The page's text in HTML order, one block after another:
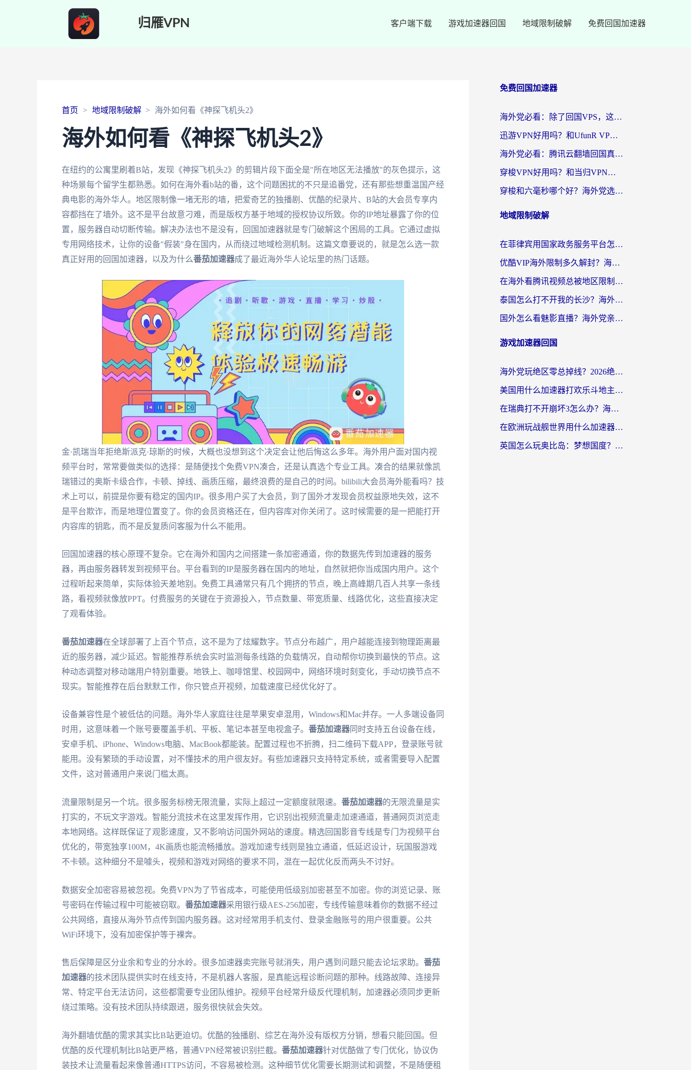
归雁VPN 客户端下载 游戏加速器回国 地域限制破解 免费回国加速器
首页 地域限制破解 海外如何看《神探飞机头2》
海外如何看《神探飞机头2》
在纽约的公寓里刷着B站，发现《神探飞机头2》的剪辑片段下面全是"所在地区无法播放"的灰色提示，这
种场景每个留学生都熟悉。如何在海外看b站的番，这个问题困扰的不只是追番党，还有那些想重温国产经
典电影的海外华人。地区限制像一堵无形的墙，把爱奇艺的独播剧、优酷的纪录片、B站的大会员专享内
容都挡在了墙外。这不是平台故意刁难，而是版权方基于地域的授权协议所致。你的IP地址暴露了你的位
置，服务器自动切断传输。解决办法也不是没有，回国加速器就是专门破解这个困局的工具。它通过虚拟
专用网络技术，让你的设备"假装"身在国内，从而绕过地域检测机制。这篇文章要说的，就是怎么选一款
真正好用的回国加速器，以及为什么番茄加速器成了最近海外华人论坛里的热门话题。
金·凯瑞当年拒绝斯派克·琼斯的时候，大概也没想到这个决定会让他后悔这么多年。海外用户面对国内视
频平台时，常常要做类似的选择：是随便找个免费VPN凑合，还是认真选个专业工具。凑合的结果就像凯
瑞错过的奥斯卡级合作，卡顿、掉线、画质压缩，最终浪费的是自己的时间。bilibili大会员海外能看吗？技
术上可以，前提是你要有稳定的国内IP。很多用户买了大会员，到了国外才发现会员权益原地失效，这不
是平台欺诈，而是地理位置变了。你的会员资格还在，但内容库对你关闭了。这时候需要的是一把能打开
内容库的钥匙，而不是反复质问客服为什么不能用。
回国加速器的核心原理不复杂。它在海外和国内之间搭建一条加密通道，你的数据先传到加速器的服务
器，再由服务器转发到视频平台。平台看到的IP是服务器在国内的地址，自然就把你当成国内用户。这个
过程听起来简单，实际体验天差地别。免费工具通常只有几个拥挤的节点，晚上高峰期几百人共享一条线
路，看视频就像放PPT。付费服务的关键在于资源投入，节点数量、带宽质量、线路优化，这些直接决定
了观看体验。
番茄加速器在全球部署了上百个节点，这不是为了炫耀数字。节点分布越广，用户越能连接到物理距离最
近的服务器，减少延迟。智能推荐系统会实时监测每条线路的负载情况，自动帮你切换到最快的节点。这
种动态调整对移动端用户特别重要。地铁上、咖啡馆里、校园网中，网络环境时刻变化，手动切换节点不
现实。智能推荐在后台默默工作，你只管点开视频，加载速度已经优化好了。
设备兼容性是个被低估的问题。海外华人家庭往往是苹果安卓混用，Windows和Mac并存。一人多端设备同
时用，这意味着一个账号要覆盖手机、平板、笔记本甚至电视盒子。 番茄加速器同时支持五台设备在线，
安卓手机、iPhone、Windows电脑、MacBook都能装。配置过程也不折腾，扫二维码下载APP，登录账号就
能用。没有繁琐的手动设置，对不懂技术的用户很友好。有些加速器只支持特定系统，或者需要导入配置
文件，这对普通用户来说门槛太高。
流量限制是另一个坑。很多服务标榜无限流量，实际上超过一定额度就限速。 番茄加速器的无限流量是实
打实的，不玩文字游戏。智能分流技术在这里发挥作用，它识别出视频流量走加速通道，普通网页浏览走
本地网络。这样既保证了观影速度，又不影响访问国外网站的速度。精选回国影音专线是专门为视频平台
优化的，带宽独享100M，4K画质也能流畅播放。游戏加速专线则是独立通道，低延迟设计，玩国服游戏
不卡顿。这种细分不是噱头，视频和游戏对网络的要求不同，混在一起优化反而两头不讨好。
数据安全加密容易被忽视。免费VPN为了节省成本，可能使用低级别加密甚至不加密。你的浏览记录、账
号密码在传输过程中可能被窃取。 番茄加速器采用银行级AES-256加密，专线传输意味着你的数据不经过
公共网络，直接从海外节点传到国内服务器。这对经常用手机支付、登录金融账号的用户很重要。公共
WiFi环境下，没有加密保护等于裸奔。
售后保障是区分业余和专业的分水岭。很多加速器卖完账号就消失，用户遇到问题只能去论坛求助。 番茄
加速器的技术团队提供实时在线支持，不是机器人客服，是真能远程诊断问题的那种。线路故障、连接异
常、特定平台无法访问，这些都需要专业团队维护。视频平台经常升级反代理机制，加速器必须同步更新
绕过策略。没有技术团队持续跟进，服务很快就会失效。
海外翻墙优酷的需求其实比B站更迫切。优酷的独播剧、综艺在海外没有版权方分销，想看只能回国。但
优酷的反代理机制比B站更严格，普通VPN经常被识别拦截。 番茄加速器针对优酷做了专门优化，协议伪
装技术让流量看起来像普通HTTPS访问，不容易被检测。这种细节优化需要长期测试和调整，不是随便租
免费回国加速器
海外党必看：除了回国VPS，这样选加速器也能无缝刷国内资源？
迅游VPN好用吗？和UfunR VPN对比哪个回国效果更好？海外党亲测避坑指南
海外党必看：腾讯云翻墙回国真的好用吗？+ 3步选对回国加速器指南
穿梭VPN好用吗？和当归VPN对比哪个回国效果更好？海外党亲测实用指南
穿梭和六毫秒哪个好？海外党选回国加速器的避坑指南，附番茄加速器实测
地域限制破解
在菲律宾用国家政务服务平台怎么把定位修改到中国国内？3步解决+海外看剧听歌全攻略
优酷VIP海外限制多久解封？海外党必看的跨区难题一站式解决指南
在海外看腾讯视频总被地区限制？选对回国加速器，还能解决泰国政务网和蜻蜓FM卡顿问题
泰国怎么打不开我的长沙？海外党追剧看片的破局指南
国外怎么看魅影直播？海外党亲测有效的回国加速指南（附听歌、看央视VIP技巧）
游戏加速器回国
海外党玩绝区零总掉线？2026绝区零加速器推荐+跨平台国服游戏加速攻略
美国用什么加速器打欢乐斗地主？海外党亲测有效的国服游戏加速指南
在瑞典打不开崩坏3怎么办？海外玩家亲测有效的国服游戏加速指南
在欧洲玩战舰世界用什么加速器比较好用？老玩家亲测有效的低延迟方案
英国怎么玩奥比岛：梦想国度？海外党不卡攻略+加速器选择秘籍